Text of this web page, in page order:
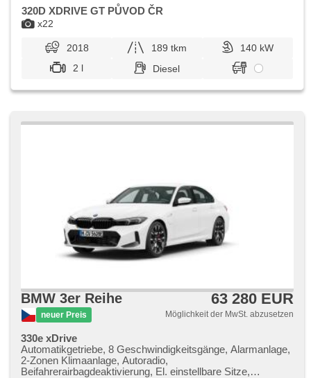
x22
320D XDRIVE GT PŮVOD ČR
2018 189 tkm
140 kW
2 l
Diesel
BMW 3er Reihe
neuer Preis
63 280 EUR
Möglichkeit der MwSt. abzusetzen
330e xDrive
Automatikgetriebe, 8 Geschwindigkeitsgänge, Alarmanlage,
2-Zonen Klimaanlage, Autoradio,
Beifahrerairbagdeaktivierung, El. einstellbare Sitze,